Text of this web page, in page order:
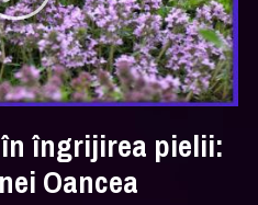
îngrijirea pielii:
Oancea